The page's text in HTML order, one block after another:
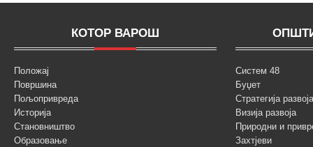
КОТОР ВАРОШ
Положај
Површина
Пољопривреда
Историја
Становништво
Образовање
Систем 48
Буџет
Стратегија
Визија развоја
Природни и
Захтјеви